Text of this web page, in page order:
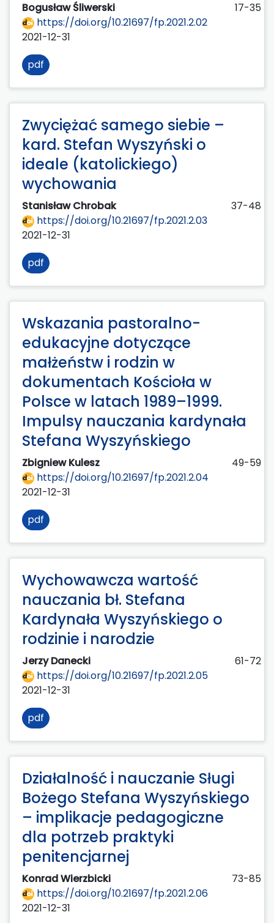
Bogusław Śliwerski
17-35
https://doi.org/10.21697/fp.2021.2.02
2021-12-31
pdf
Zwyciężać samego siebie –
kard. Stefan Wyszyński o
ideale (katolickiego)
wychowania
Stanisław Chrobak
37-48
https://doi.org/10.21697/fp.2021.2.03
2021-12-31
pdf
Wskazania pastoralno-
edukacyjne dotyczące
małżeństw i rodzin w
dokumentach Kościoła w
Polsce w latach 1989–1999.
Impulsy nauczania kardynała
Stefana Wyszyńskiego
Zbigniew Kulesz
49-59
https://doi.org/10.21697/fp.2021.2.04
2021-12-31
pdf
Wychowawcza wartość
nauczania bł. Stefana
Kardynała Wyszyńskiego o
rodzinie i narodzie
Jerzy Danecki
61-72
https://doi.org/10.21697/fp.2021.2.05
2021-12-31
pdf
Działalność i nauczanie Sługi
Bożego Stefana Wyszyńskiego
– implikacje pedagogiczne
dla potrzeb praktyki
penitencjarnej
Konrad Wierzbicki
73-85
https://doi.org/10.21697/fp.2021.2.06
2021-12-31